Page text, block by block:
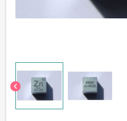
chevron_left